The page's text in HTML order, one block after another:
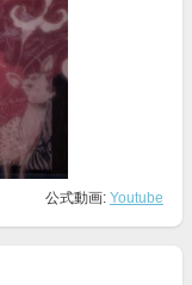
公式動画: Youtube